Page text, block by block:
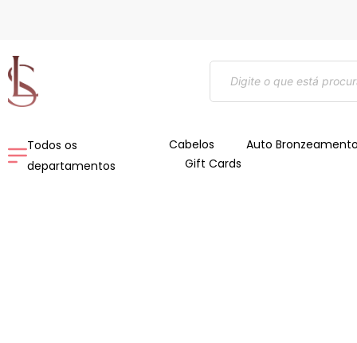
conteúdo
Pesquisar
produtos
Todos os
departamentos
Cabelos
Auto
Gift Cards